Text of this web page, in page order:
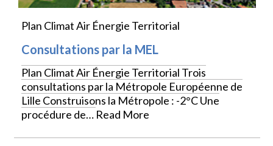
Plan Climat Air Énergie Territorial
Consultations par la MEL
Plan Climat Air Énergie Territorial Trois
consultations par la Métropole Européenne de
Lille Construisons la Métropole : -2°C Une
procédure de… Read More